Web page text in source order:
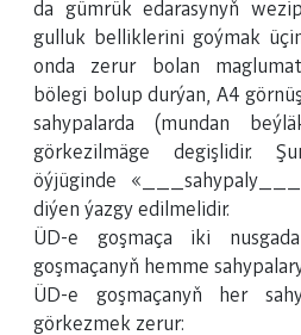
da gümrük edarasynyň
gulluk belliklerini goýmak
onda zerur bolan
bölegi bolup durýan, A4
sahypalarda (mundan
görkezilmäge degişlidir.
öýjüginde
diýen ýazgy edilmelidir.
ÜD-e goşmaça iki
goşmaçanyň hemme
ÜD-e goşmaçanyň her
görkezmek zerur: